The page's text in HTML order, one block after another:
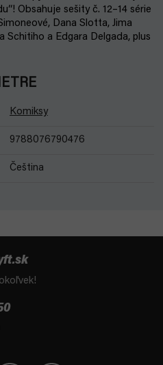
Obsahuje sešity č. 12–14 série
Dana Slotta, Jima
Schitiho a Edgara Delgada, plus
Komiksy
9788076790476
Čeština